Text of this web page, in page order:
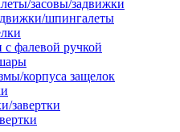
засовы/задвижки
шпингалеты
с фалевой ручкой
корпуса защелок
завертки